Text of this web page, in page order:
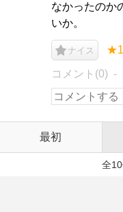
なかったのか
いか。
ナイス ★1
コメント(0)
最初
全